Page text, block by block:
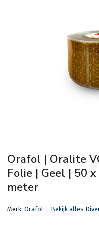
Orafol | Oralite
Folie | Geel | 50
meter
Merk: Orafol Bekijk alles